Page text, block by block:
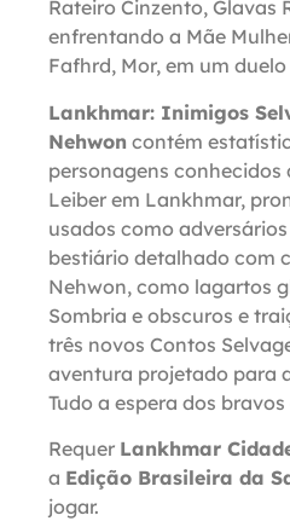
Rateiro Cinzento, Glavas
enfrentando a Mãe
Fafhrd, Mor, em um
Lankhmar: Inimigos
Nehwon contém
personagens conhecidos
Leiber em Lankhmar,
usados como
bestiário detalhado com
Nehwon, como lagartos
Sombria e obscuros e
três novos Contos
aventura projetado para
Tudo a espera dos
Requer Lankhmar
a Edição Brasileira da
jogar.